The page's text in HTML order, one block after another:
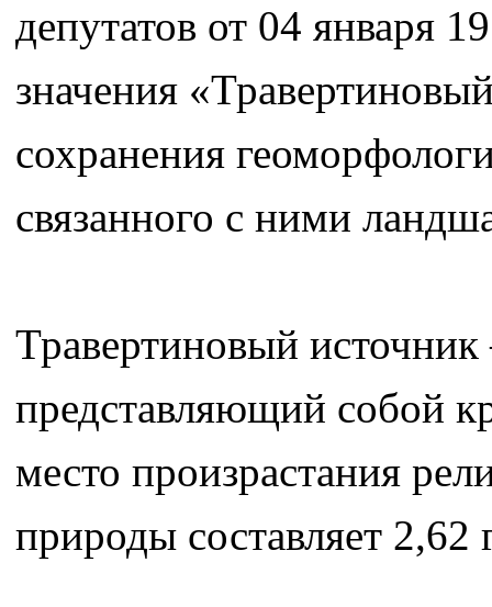
депутатов от 04 января
значения
сохранения
связанного с ними
Травертиновый
представляющий собой
место произрастания
природы составляет 2,62